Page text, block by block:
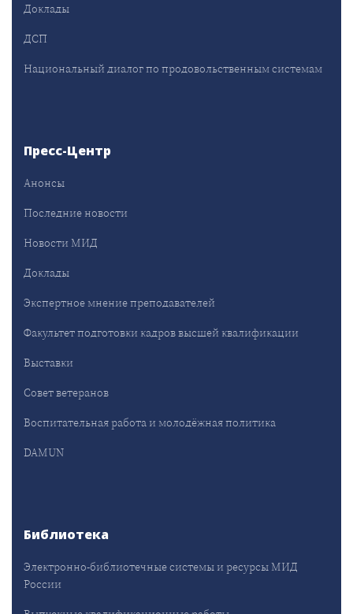
Доклады
ДСП
Национальный диалог по продовольственным системам
Пресс-Центр
Анонсы
Последние новости
Новости МИД
Доклады
Экспертное мнение преподавателей
Факультет подготовки кадров высшей квалификации
Выставки
Совет ветеранов
Воспитательная работа и молодёжная политика
DAMUN
Библиотека
Электронно-библиотечные системы и ресурсы МИД
России